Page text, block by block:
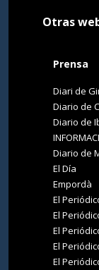
Otras
Prensa
Diari de
Diario de
Diario de
Diario de
El Día
Empordà
El
El
El
El
El